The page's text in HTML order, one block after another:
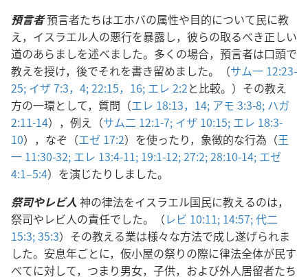
預言者預言者たちはエホバの属性や目的について民に教
え，イスラエル人の悪行を暴露し，彼らの取るべき正しい
道のあらましを述べました。多くの場合，預言者は口頭で
教えを授け，後でそれを書き留めました。（サム一 12:23-
25; イザ 7:3，4;22:15，16; エレ 2:2と比較。）その教え
方の一環として，質問（エレ 18:13，14; アモ 3:3-8; ハガ
2:11-14），例え（サム二 12:1-7; イザ 10:15; エレ 18:3-
10），なぞ（エゼ 17:2）を使ったり，象徴的な行為（王
一 11:30-32; エレ 13:4-11; 19:1-12;27:2;28:10-14; エゼ
4:1–5:4）を演じたりしました。
祭司やレビ人
祭司やレビ人の責任でした。（レビ 10:11; 14:57;代二
15:3;35:3）その教える業は様々な方法で成し遂げられま
した。安息年ごとに，仮小屋の祭りの際に律法全体が民す
べてに対して，つまり男女，子供，および外人居留者たち